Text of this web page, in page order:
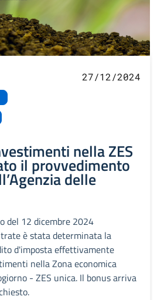
27/12/2024
nella ZES
il provvedimento
delle
del 12 dicembre 2024
è stata determinata la
d'imposta effettivamente
nella Zona economica
- ZES unica. Il bonus arriva